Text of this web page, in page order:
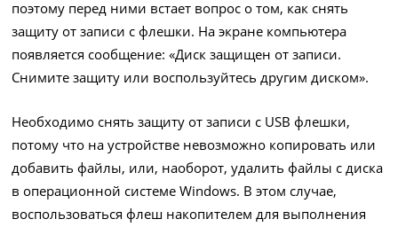
поэтому перед ними встает вопрос о том, как снять
защиту от записи с флешки. На экране компьютера
появляется сообщение: «Диск защищен от записи.
Снимите защиту или воспользуйтесь другим диском».
Необходимо снять защиту от записи с USB флешки,
потому что на устройстве невозможно копировать или
добавить файлы, или, наоборот, удалить файлы с диска
в операционной системе Windows. В этом случае,
воспользоваться флеш накопителем для выполнения